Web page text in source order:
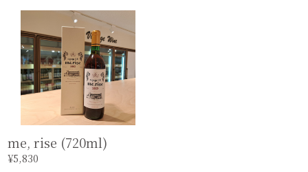
me, rise (720ml)
¥5,830